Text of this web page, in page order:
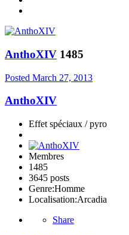
AnthoXIV 1485
Posted March 27, 2013
AnthoXIV
Effet spéciaux / pyro
Membres
1485
3645 posts
Genre:Homme
Localisation:Arcadia
Share